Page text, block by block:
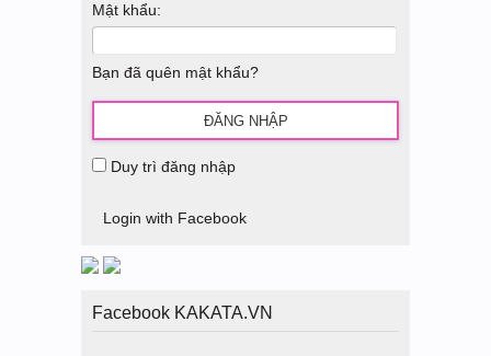
Mật khẩu:
Bạn đã quên mật khẩu?
Duy trì đăng nhập
Login with Facebook
Facebook KAKATA.VN